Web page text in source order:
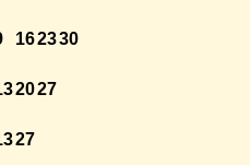
162330
2027
27